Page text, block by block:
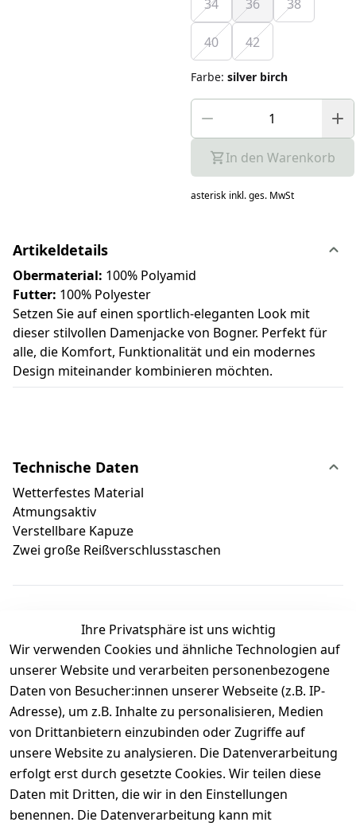
34 36 38
40 42
Farbe: silver birch
In den Warenkorb
asterisk inkl. ges. MwSt
Artikeldetails
Obermaterial: 100% Polyamid
Futter: 100% Polyester
Setzen Sie auf einen sportlich-eleganten Look mit
dieser stilvollen Damenjacke von Bogner. Perfekt für
alle, die Komfort, Funktionalität und ein modernes
Design miteinander kombinieren möchten.
Technische Daten
Wetterfestes Material
Atmungsaktiv
Verstellbare Kapuze
Zwei große Reißverschlusstaschen
Kundenbewertungen
Durchschnittliche Bewertung
0
Basierend auf 0 Bewertung(en)
Bewertung abgeben
5
( 0 )
Ihre Privatsphäre ist uns wichtig
Wir verwenden Cookies und ähnliche Technologien auf
unserer Website und verarbeiten personenbezogene
Daten von Besucher:innen unserer Webseite (z.B. IP-
Adresse), um z.B. Inhalte zu personalisieren, Medien
von Drittanbietern einzubinden oder Zugriffe auf
unsere Website zu analysieren. Die Datenverarbeitung
erfolgt erst durch gesetzte Cookies. Wir teilen diese
Daten mit Dritten, die wir in den Einstellungen
benennen. Die Datenverarbeitung kann mit